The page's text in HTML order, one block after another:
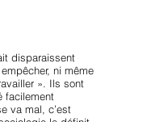
disparaissent
ni même
». Ils sont
facilement
va mal, c’est